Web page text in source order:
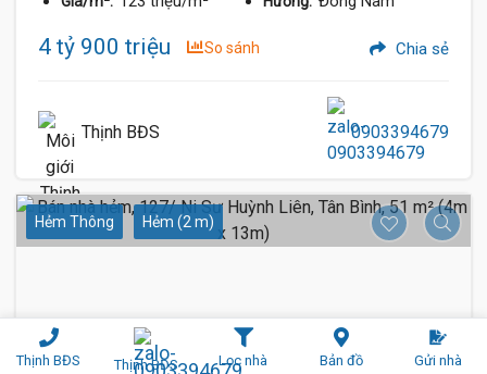
Thịnh BĐS Thịnh BĐS Lọc nhà Bản đồ Gửi nhà
4 tỷ 900 triệu So sánh Chia sẻ
Thịnh BĐS 0903394679
Hẻm Thông Hẻm (2 m)